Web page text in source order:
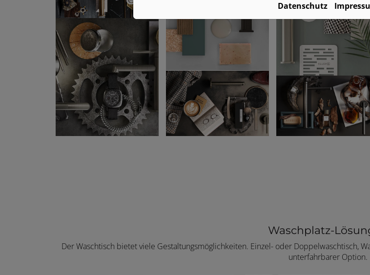
Waschplatz-
Der Waschtisch bietet viele Gestaltungsmöglichkeiten. Einzel- oder Doppelwaschtisch,
unterfahrbarer Option.
Datenschutz